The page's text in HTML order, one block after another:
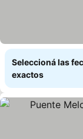
Seleccioná las
exactos